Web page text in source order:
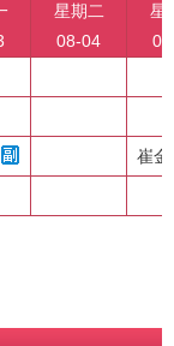
星期二
08-04
星
崔